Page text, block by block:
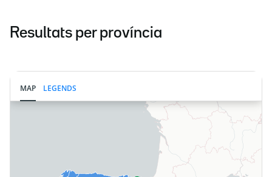
Resultats per província